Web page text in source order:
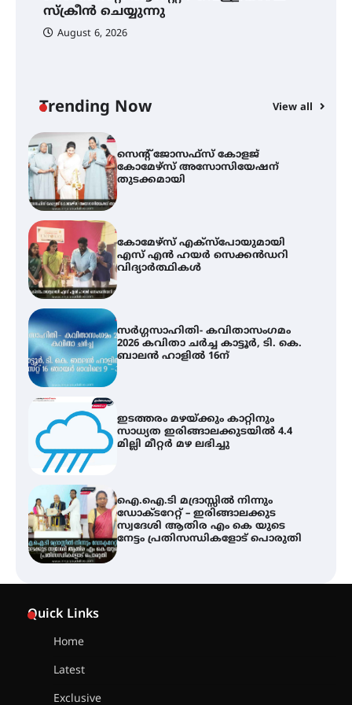
സ്‌ക്രീൻ ചെയ്യുന്നു
August 6, 2026
Trending Now View all
നേട്ടം പ്രതിസന്ധികളോട് പൊരുതി
വെള്ളിയാഴ്ച സ്‌ക്രീൻ ചെയ്യുന്നു
സെന്റ് ജോസഫ്സ് കോളജ്
കോമേഴ്‌സ് അസോസിയേഷന്
തുടക്കമായി
കോമേഴ്സ് എക്സ്പോയുമായി
എസ് എൻ ഹയർ സെക്കൻഡറി
വിദ്യാർത്ഥികൾ
സർഗ്ഗസാഹിതി- കവിതാസംഗമം
2026 കവിതാ ചർച്ച കാട്ടൂർ, ടി. കെ.
ബാലൻ ഹാളിൽ 16ന്
ഇടത്തരം മഴയ്ക്കും കാറ്റിനും
സാധ്യത ഇരിങ്ങാലക്കുടയിൽ 4.4
മില്ലി മീറ്റർ മഴ ലഭിച്ചു
ഐ.ഐ.ടി മദ്രാസ്സിൽ നിന്നും
ഡോക്ടറേറ്റ് – ഇരിങ്ങാലക്കുട
സ്വദേശി ആതിര എം കെ യുടെ
നേട്ടം പ്രതിസന്ധികളോട് പൊരുതി
Quick Links
Home
Latest
Exclusive